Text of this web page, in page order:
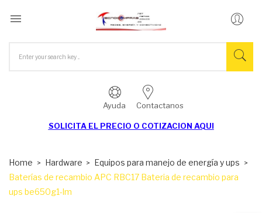

Ayuda Contactanos
SOLICITA EL PRECIO O COTIZACION AQUI
Home Hardware
Equipos para manejo de energía y ups
Baterías de recambio APC RBC17 Bateria de recambio para
ups be650g1-lm